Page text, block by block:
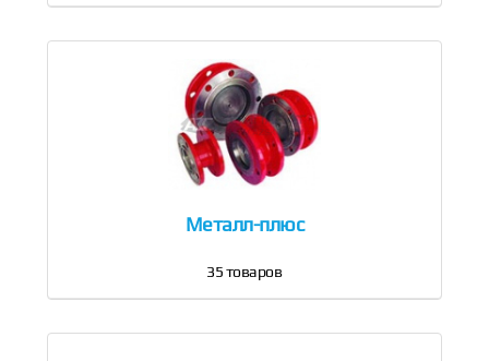
Металл-плюс
35товаров